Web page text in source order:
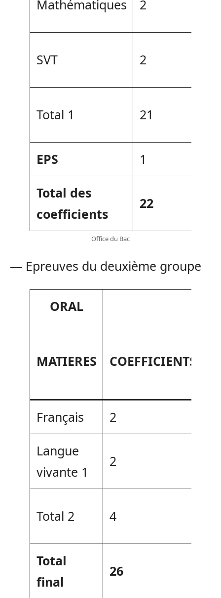
Mathématiques 2
SVT 2
Total 1 21
EPS
1
Total des
coefficients
22
Office du Bac
— Epreuves du deuxième groupe
ORAL
MATIERES COEFFICIENTS
Français
2
Langue
vivante 1
2
Total 2 4
Total
final
26